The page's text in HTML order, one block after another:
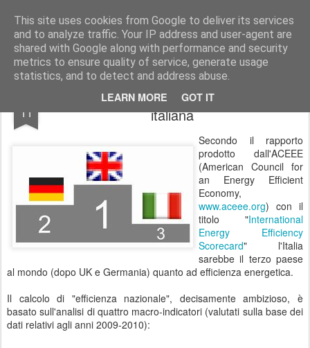
This site uses cookies from Google to deliver its services
and to analyze traffic. Your IP address and user-agent are
shared with Google along with performance and security
metrics to ensure quality of service, generate usage
statistics, and to detect and address abuse.
LEARN MORE GOT IT
EfficienzaEnergetica.it Politiche e tecnologie per migliorare l'efficienza energetica italiana
Home page Chi e perchè? CertificatiBianchi.it
11
Studio americano "incensa" l'efficienza
italiana
Secondo il rapporto
prodotto dall'ACEEE
(American Council for
an Energy Efficient
Economy,
www.aceee.org) con il
titolo "International
Energy Efficiency
Scorecard" l'Italia
sarebbe il terzo paese
al mondo (dopo UK e Germania) quanto ad efficienza energetica.
Il calcolo di "efficienza nazionale", decisamente ambizioso, è
basato sull'analisi di quattro macro-indicatori (valutati sulla base dei
dati relativi agli anni 2009-2010):